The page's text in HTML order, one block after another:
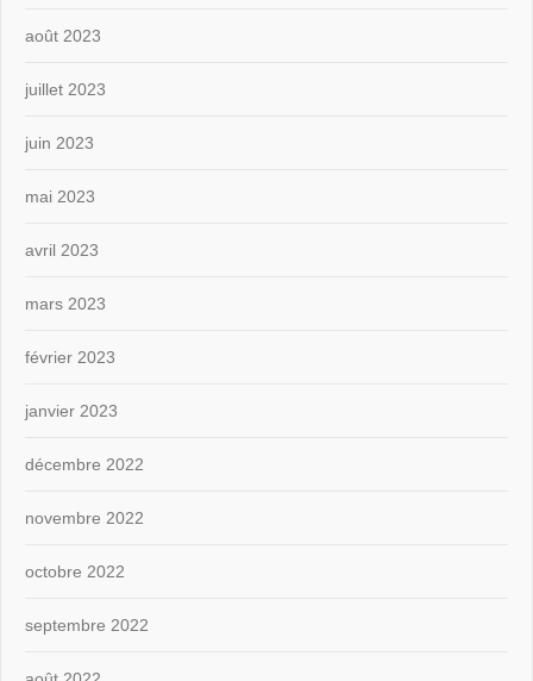
août 2023
juillet 2023
juin 2023
mai 2023
avril 2023
mars 2023
février 2023
janvier 2023
décembre 2022
novembre 2022
octobre 2022
septembre 2022